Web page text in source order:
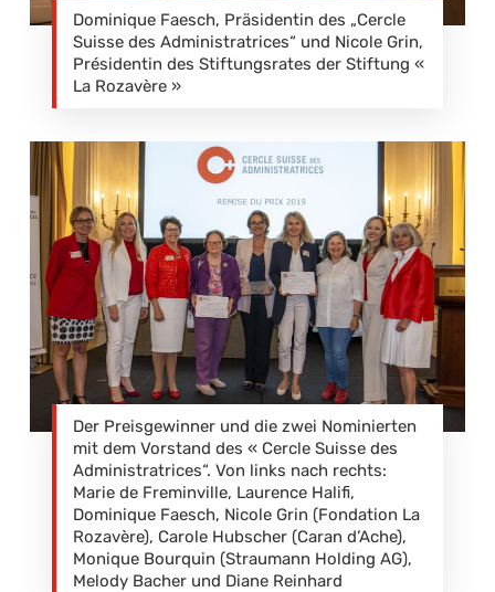
Dominique Faesch, Präsidentin des „Cercle
Suisse des Administratrices“ und Nicole Grin,
Présidentin des Stiftungsrates der Stiftung «
La Rozavère »
Der Preisgewinner und die zwei Nominierten
mit dem Vorstand des « Cercle Suisse des
Administratrices“. Von links nach rechts:
Marie de Freminville, Laurence Halifi,
Dominique Faesch, Nicole Grin (Fondation La
Rozavère), Carole Hubscher (Caran d’Ache),
Monique Bourquin (Straumann Holding AG),
Melody Bacher und Diane Reinhard